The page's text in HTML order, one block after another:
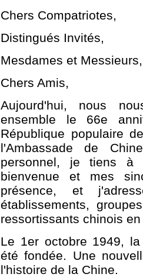
Chers Compatriotes,
Distingués Invités,
Mesdames et Messieurs,
Chers Amis,
Aujourd'hui, nous
ensemble le 66e
République populaire
l'Ambassade de
personnel, je tiens à
bienvenue et mes
présence, et
établissements,
ressortissants chinois
Le 1er octobre 1949,
été fondée. Une
l'histoire de la Chine.